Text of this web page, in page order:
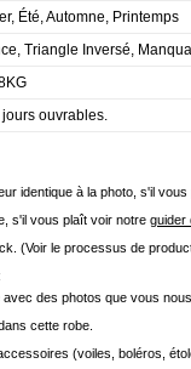
Été, Automne, Printemps
Triangle Inversé,
ouvrables.
identique à la photo, s'il
s'il vous plaît voir notre guider
(Voir le processus de
des photos que vous
cette robe.
(voiles, boléros,